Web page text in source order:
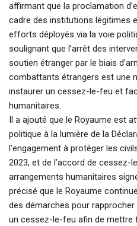
affirmant que la proclamation
cadre des institutions légitimes
efforts déployés via la voie
soulignant que l’arrêt des
soutien étranger par le biais
combattants étrangers est une
instaurer un cessez-le-feu et
humanitaires.
Il a ajouté que le Royaume est
politique à la lumière de la
l’engagement à protéger les
2023, et de l’accord de
arrangements humanitaires
précisé que le Royaume
des démarches pour
un cessez-le-feu afin de mettre